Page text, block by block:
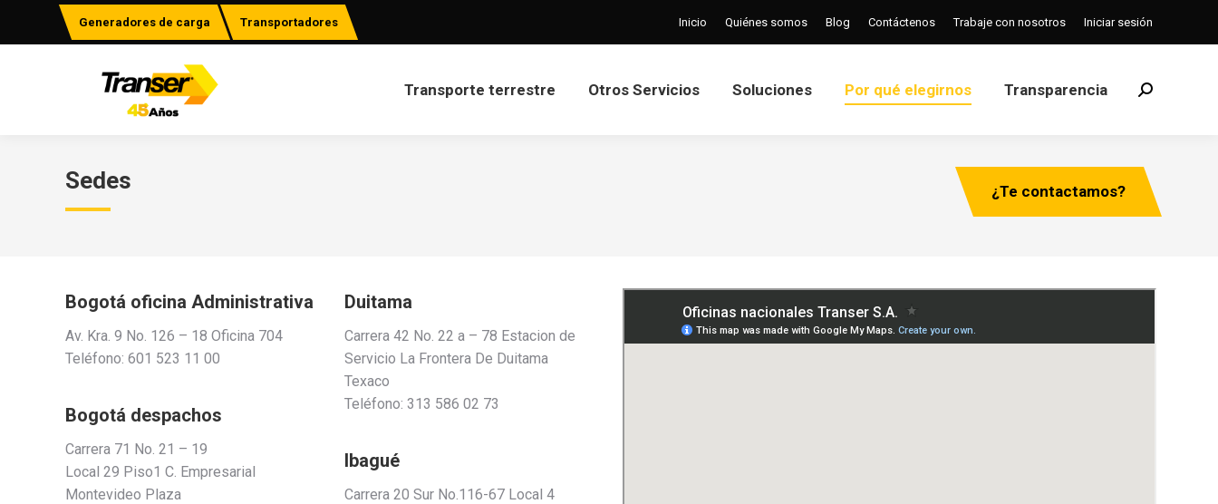
Generadores de carga Transportadores Inicio Quiénes somos Blog Contáctenos Trabaje con nosotros Iniciar sesión
Transporte terrestre Otros Servicios Soluciones Por qué elegirnos Transparencia Buscar:
Sedes ¿Te contactamos?
Bogotá oficina Administrativa
Av. Kra. 9 No. 126 – 18 Oficina 704
Teléfono: 601 523 11 00
Bogotá despachos
Carrera 71 No. 21 – 19
Local 29 Piso1 C. Empresarial
Montevideo Plaza
Duitama
Carrera 42 No. 22 a – 78 Estacion de
Servicio La Frontera De Duitama
Texaco
Teléfono: 313 586 02 73
Ibagué
Carrera 20 Sur No.116-67 Local 4
Transporte terrestre Otros Servicios Soluciones Por qué elegirnos Transparencia Buscar: